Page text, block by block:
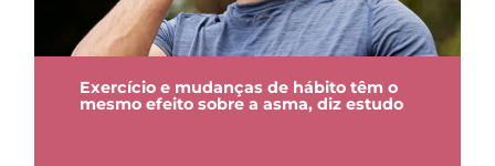
Exercício e mudanças de hábito têm o
mesmo efeito sobre a asma, diz estudo